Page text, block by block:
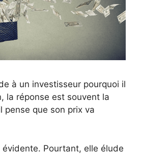
à un investisseur pourquoi il
la réponse est souvent la
pense que son prix va
Pourtant, elle élude